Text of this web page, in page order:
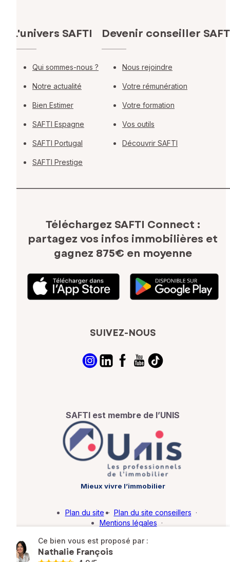
Ce bien vous est proposé par :
Nathalie François
L'univers SAFTI
Qui sommes-nous ?
Notre actualité
Bien Estimer
SAFTI Espagne
SAFTI Portugal
SAFTI Prestige
Devenir conseiller
Nous rejoindre
Votre rémunération
Votre formation
Vos outils
Découvrir SAFTI
Téléchargez SAFTI Connect :
partagez vos infos immobilières et
gagnez 875€ en moyenne
SUIVEZ-NOUS
SAFTI est membre de l’UNIS
Mieux vivre l’immobilier
Plan du site · Plan du site conseillers ·
Mentions légales ·
Barème d'honoraires · Paramétrer mes cookies